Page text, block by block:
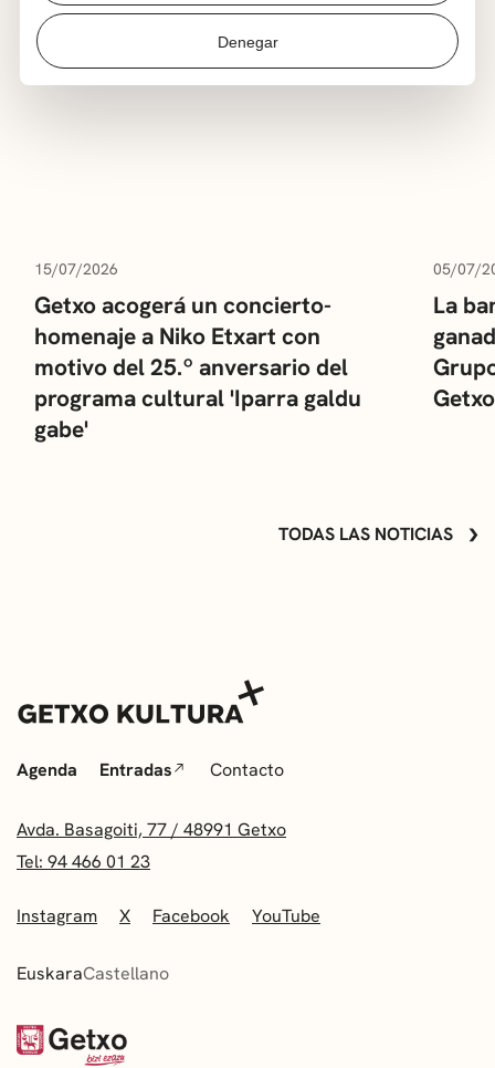
Denegar
15/07/2026
Getxo acogerá un concierto-
homenaje a Niko Etxart con
motivo del 25.º anversario del
programa cultural 'Iparra galdu
gabe'
05/07/
La
Getxo
TODAS LAS NOTICIAS
Agenda Entradas Contacto
Avda. Basagoiti, 77 / 48991 Getxo
Tel: 94 466 01 23
Instagram X Facebook YouTube
EuskaraCastellano